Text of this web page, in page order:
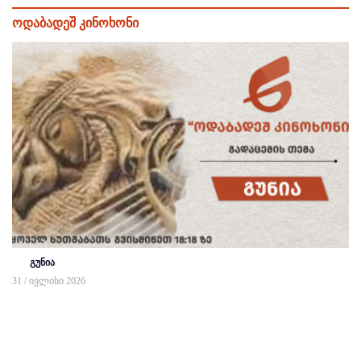
ოდაბადეშ კინოხონი
გუნია
31 / ივლისი 2026